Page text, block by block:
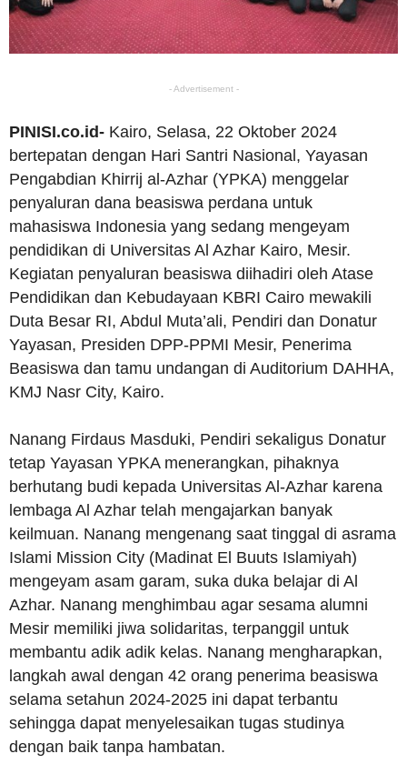
- Advertisement -
PINISI.co.id- Kairo, Selasa, 22 Oktober 2024
bertepatan dengan Hari Santri Nasional, Yayasan
Pengabdian Khirrij al-Azhar (YPKA) menggelar
penyaluran dana beasiswa perdana untuk
mahasiswa Indonesia yang sedang mengeyam
pendidikan di Universitas Al Azhar Kairo, Mesir.
Kegiatan penyaluran beasiswa diihadiri oleh Atase
Pendidikan dan Kebudayaan KBRI Cairo mewakili
Duta Besar RI, Abdul Muta’ali, Pendiri dan Donatur
Yayasan, Presiden DPP-PPMI Mesir, Penerima
Beasiswa dan tamu undangan di Auditorium DAHHA,
KMJ Nasr City, Kairo.
Nanang Firdaus Masduki, Pendiri sekaligus Donatur
tetap Yayasan YPKA menerangkan, pihaknya
berhutang budi kepada Universitas Al-Azhar karena
lembaga Al Azhar telah mengajarkan banyak
keilmuan. Nanang mengenang saat tinggal di asrama
Islami Mission City (Madinat El Buuts Islamiyah)
mengeyam asam garam, suka duka belajar di Al
Azhar. Nanang menghimbau agar sesama alumni
Mesir memiliki jiwa solidaritas, terpanggil untuk
membantu adik adik kelas. Nanang mengharapkan,
langkah awal dengan 42 orang penerima beasiswa
selama setahun 2024-2025 ini dapat terbantu
sehingga dapat menyelesaikan tugas studinya
dengan baik tanpa hambatan.